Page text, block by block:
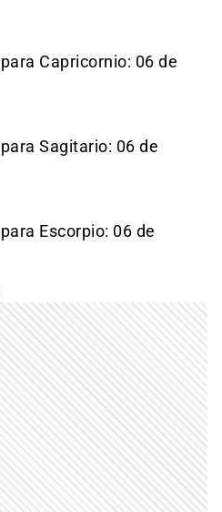
Capricornio: 06 de
Sagitario: 06 de
Escorpio: 06 de